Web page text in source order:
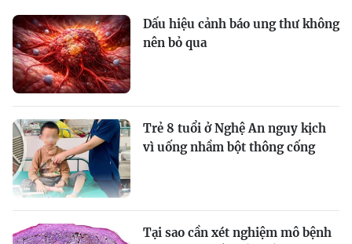
Dấu hiệu cảnh báo ung thư không
nên bỏ qua
Trẻ 8 tuổi ở Nghệ An nguy kịch
vì uống nhầm bột thông cống
Tại sao cần xét nghiệm mô bệnh